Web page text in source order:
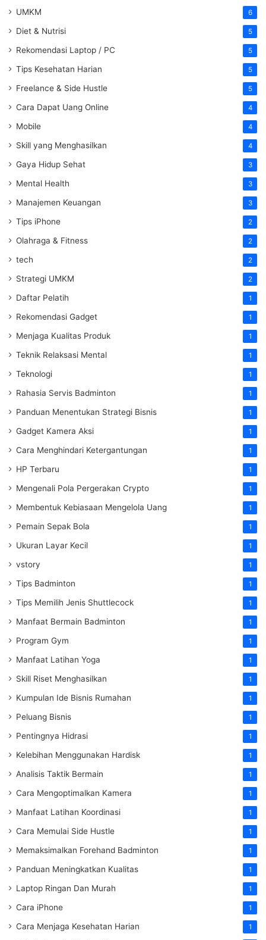
UMKM 6
Diet & Nutrisi 5
Rekomendasi Laptop / PC 5
Tips Kesehatan Harian 5
Freelance & Side Hustle 5
Cara Dapat Uang Online 4
Mobile 4
Skill yang Menghasilkan 4
Gaya Hidup Sehat 3
Mental Health 3
Manajemen Keuangan 3
Tips iPhone 2
Olahraga & Fitness 2
tech 2
Strategi UMKM 2
Daftar Pelatih 1
Rekomendasi Gadget 1
Menjaga Kualitas Produk 1
Teknik Relaksasi Mental 1
Teknologi 1
Rahasia Servis Badminton 1
Panduan Menentukan Strategi Bisnis 1
Gadget Kamera Aksi 1
Cara Menghindari Ketergantungan 1
HP Terbaru 1
Mengenali Pola Pergerakan Crypto 1
Membentuk Kebiasaan Mengelola Uang 1
Pemain Sepak Bola 1
Ukuran Layar Kecil 1
vstory 1
Tips Badminton 1
Tips Memilih Jenis Shuttlecock 1
Manfaat Bermain Badminton 1
Program Gym 1
Manfaat Latihan Yoga 1
Skill Riset Menghasilkan 1
Kumpulan Ide Bisnis Rumahan 1
Peluang Bisnis 1
Pentingnya Hidrasi 1
Kelebihan Menggunakan Hardisk 1
Analisis Taktik Bermain 1
Cara Mengoptimalkan Kamera 1
Manfaat Latihan Koordinasi 1
Cara Memulai Side Hustle 1
Memaksimalkan Forehand Badminton 1
Panduan Meningkatkan Kualitas 1
Laptop Ringan Dan Murah 1
Cara iPhone 1
Cara Menjaga Kesehatan Harian 1